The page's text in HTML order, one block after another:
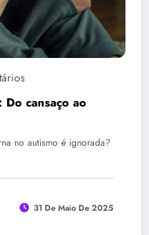
cansaço ao
no autismo é ignorada?
31 De Maio De 2025